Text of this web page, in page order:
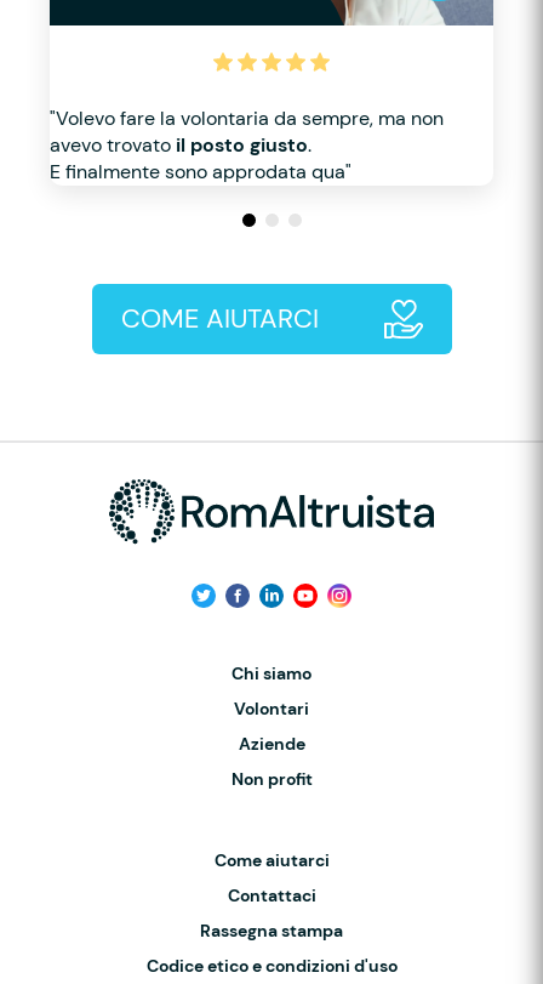
"Volevo fare la volontaria da sempre, ma non
avevo trovato il posto giusto.
E finalmente sono approdata qua"
COME AIUTARCI
Chi siamo
Volontari
Aziende
Non profit
Come aiutarci
Contattaci
Rassegna stampa
Codice etico e condizioni d'uso